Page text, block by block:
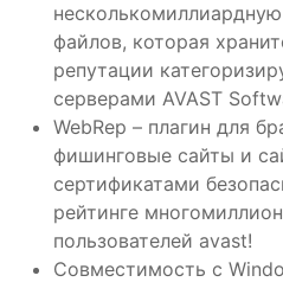
файлов, которая
репутации
серверами AVAST
WebRep – плагин для
фишинговые сайты и
сертификатами
рейтинге
пользователей avast!
Совместимость с